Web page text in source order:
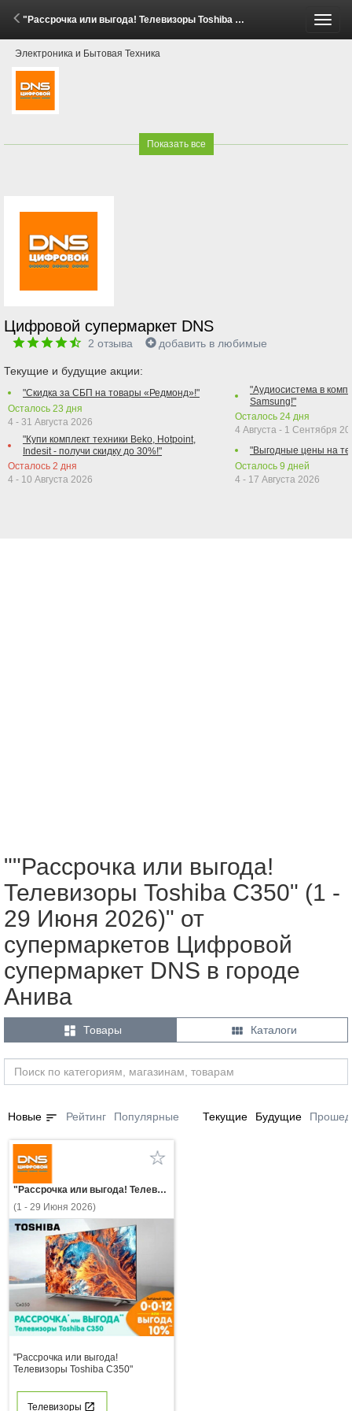
"Рассрочка или выгода! Телевизоры Toshiba С350" (1 - 29 Июня 2026)
Электроника и Бытовая Техника
Показать все
Цифровой супермаркет DNS
2 отзыва добавить в любимые
Текущие и будущие акции:
"Скидка за СБП на товары «Редмонд»!"
Осталось 23 дня
4 - 31 Августа 2026
"Купи комплект техники Beko, Hotpoint,
Indesit - получи скидку до 30%!"
Осталось 2 дня
4 - 10 Августа 2026
"Аудиосистема в
Samsung!"
Осталось 24 дня
4 Августа - 1 Сентября
"Выгодные цены на
Осталось 9 дней
4 - 17 Августа 2026
""Рассрочка или выгода!
Телевизоры Toshiba С350" (1 -
29 Июня 2026)" от
супермаркетов Цифровой
супермаркет DNS в городе
Анива
 Товары  Каталоги
Новые sort Рейтинг Популярные Текущие Будущие
"Рассрочка или выгода! Телевизоры Toshiba С350"
(1 - 29 Июня 2026)
"Рассрочка или выгода!
Телевизоры Toshiba С350"
Телевизоры